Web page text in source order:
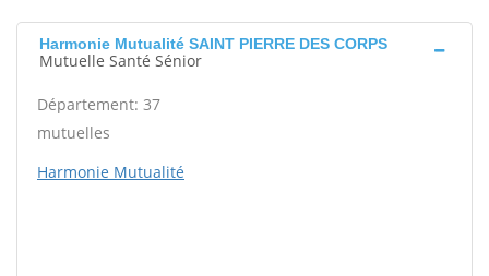
Harmonie Mutualité SAINT PIERRE DES CORPS
Mutuelle Santé Sénior
Département: 37
mutuelles
Harmonie Mutualité